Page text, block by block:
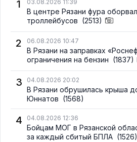
1
03.08.2026 11:39
В центре Рязани фура
троллейбусов (2513)
2 06.08.2026 10:47
В Рязани на заправках
ограничения на бензин (1837)
3 04.08.2026 20:02
В Рязани обрушилась крыша
Юннатов (1568)
4 04.08.2026 12:36
Бойцам МОГ в Рязанской
за каждый сбитый БПЛА (1526)